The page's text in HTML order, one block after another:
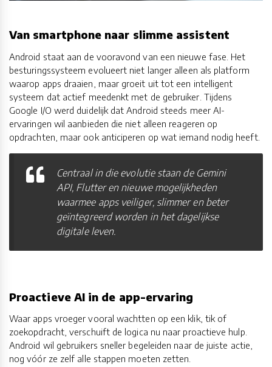
Van smartphone naar slimme assistent
Android staat aan de vooravond van een nieuwe fase. Het
besturingssysteem evolueert niet langer alleen als platform
waarop apps draaien, maar groeit uit tot een intelligent
systeem dat actief meedenkt met de gebruiker. Tijdens
Google I/O werd duidelijk dat Android steeds meer AI-
ervaringen wil aanbieden die niet alleen reageren op
opdrachten, maar ook anticiperen op wat iemand nodig heeft.
Centraal in die evolutie staan de Gemini
API, Flutter en nieuwe mogelijkheden
waarmee apps veiliger, slimmer en beter
geïntegreerd worden in het dagelijkse
digitale leven.
Proactieve AI in de app-ervaring
Waar apps vroeger vooral wachtten op een klik, tik of
zoekopdracht, verschuift de logica nu naar proactieve hulp.
Android wil gebruikers sneller begeleiden naar de juiste actie,
nog vóór ze zelf alle stappen moeten zetten.